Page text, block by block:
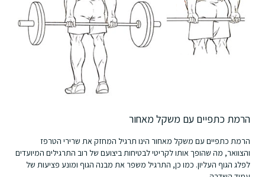
הרמת כתפיים עם משקל מאחור
הרמת כתפיים עם משקל מאחור הינו תרגיל המחזק את שרירי הטרפז
והצוואר, מה שהופך אותו לקריטי לבטיחות ביצועם של רוב התרגילים המיועדים
לפלג הגוף העליון. כמו כן, התרגיל משפר את מבנה הגוף ומונע פציעות של